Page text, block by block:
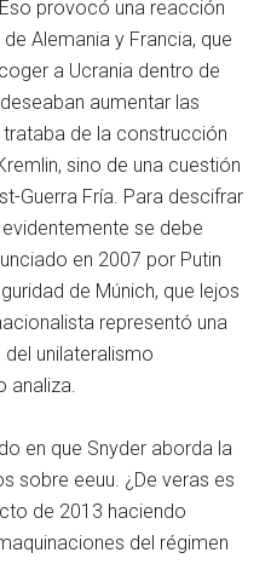
provocó una reacción
Alemania y Francia, que
a Ucrania dentro de
aumentar las
de la construcción
sino de una cuestión
Guerra Fría. Para descifrar
se debe
en 2007 por Putin
de Múnich, que lejos
representó una
unilateralismo
analiza.
en que Snyder aborda la
sobre eeuu. ¿De veras es
de 2013 haciendo
del régimen